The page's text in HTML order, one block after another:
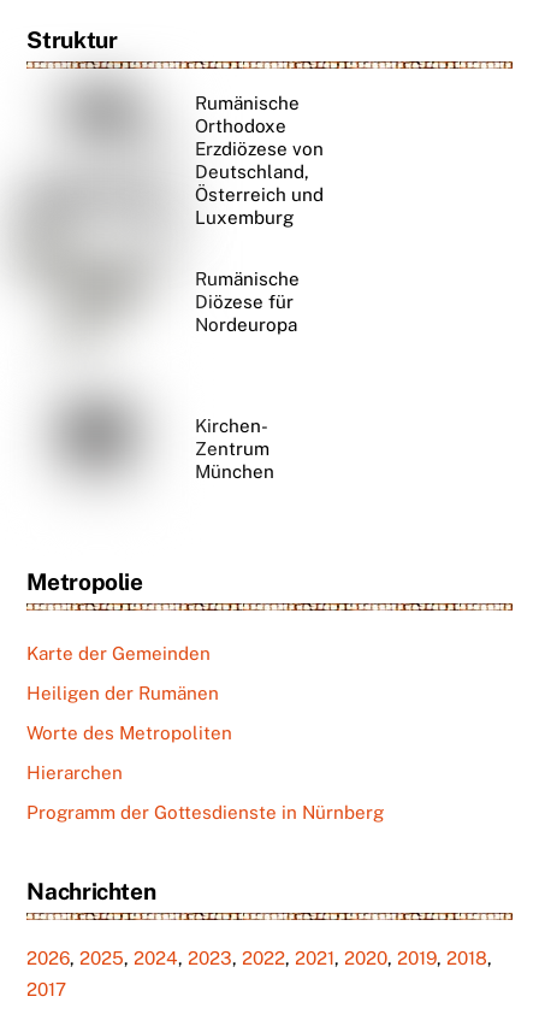
Struktur
Rumänische
Orthodoxe
Erzdiözese von
Deutschland,
Österreich und
Luxemburg
Rumänische
Diözese für
Nordeuropa
Kirchen-
Zentrum
München
Metropolie
Karte der Gemeinden
Heiligen der Rumänen
Worte des Metropoliten
Hierarchen
Programm der Gottesdienste in Nürnberg
Nachrichten
2026,2025,2024,2023,2022,2021,2020,2019,2018,
2017